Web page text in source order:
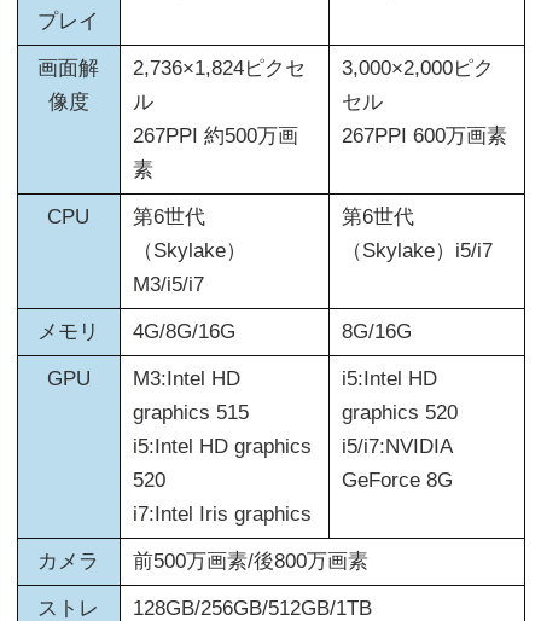
プレイ
画面解
像度
2,736×1,824ピクセ
ル
267PPI 約500万画
素
3,000×2,000ピク
セル
267PPI 600万画素
CPU
第6世代
（Skylake）
M3/i5/i7
第6世代
（Skylake）i5/i7
メモリ 4G/8G/16G 8G/16G
GPU
M3:Intel HD
graphics 515
i5:Intel HD graphics
520
i7:Intel Iris graphics
i5:Intel HD
graphics 520
i5/i7:NVIDIA
GeForce 8G
カメラ 前500万画素/後800万画素
ストレ
128GB/256GB/512GB/1TB